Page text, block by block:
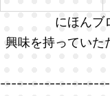
にほんブ
興味を持っていた